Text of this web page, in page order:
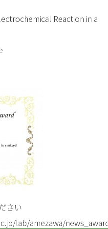
Reaction in a
さい
lab/amezawa/